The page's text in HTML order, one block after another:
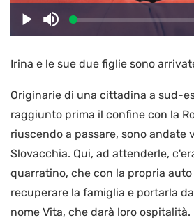
il
PlayDisattiva
l’audio
Caricato:
2.99%
Irina e le sue due figlie sono
Originarie di una cittadina a sud-
raggiunto prima il confine con la
riuscendo a passare, sono andate
Slovacchia. Qui, ad attenderle,
quarratino, che con la propria
recuperare la famiglia e portarla
nome Vita, che darà loro ospitalità.